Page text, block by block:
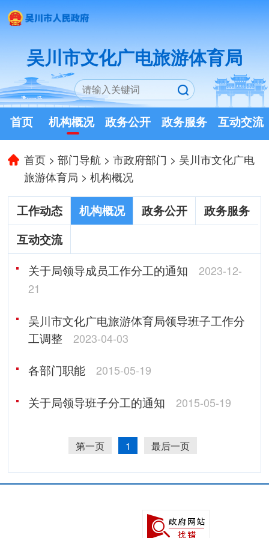
吴川市文化广电旅游体育局
首页 机构概况 政务公开 政务服务 互动交流
首页 >部门导航 >市政府部门 > 吴川市文化广电
旅游体育局 >机构概况
工作动态 机构概况 政务公开
政务服务
互动交流
关于局领导成员工作分工的通知
2023-12-
21
吴川市文化广电旅游体育局领导班子工作分
工调整
2023-04-03
各部门职能 2015-05-19
关于局领导班子分工的通知 2015-05-19
第一页 1 最后一页